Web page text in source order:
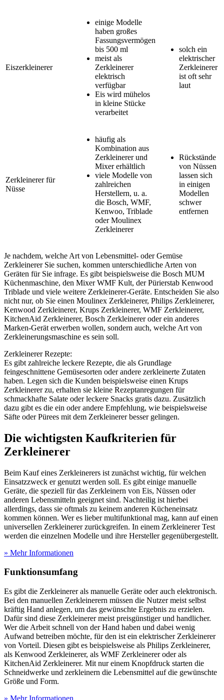
Eiszerkleinerer
einige Modelle
haben großes
Fassungsvermögen
bis 500 ml
meist als
Zerkleinerer
elektrisch
verfügbar
Eis wird mühelos
in kleine Stücke
verarbeitet
solch ein
elektrischer
Zerkleinerer
ist oft sehr
laut
Zerkleinerer für
Nüsse
häufig als
Kombination aus
Zerkleinerer und
Mixer erhältlich
viele Modelle von
zahlreichen
Herstellern, u. a.
die Bosch, WMF,
Kenwoo, Triblade
oder Moulinex
Zerkleinerer
Rückstände
von Nüssen
lassen sich
in einigen
Modellen
schwer
entfernen
Je nachdem, welche Art von Lebensmittel- oder Gemüse
Zerkleinerer Sie suchen, kommen unterschiedliche Arten von
Geräten für Sie infrage. Es gibt beispielsweise die Bosch MUM
Küchenmaschine, den Mixer WMF Kult, der Pürierstab Kenwood
Triblade und viele weitere Zerkleinerer-Geräte. Entscheiden Sie also
nicht nur, ob Sie einen Moulinex Zerkleinerer, Philips Zerkleinerer,
Kenwood Zerkleinerer, Krups Zerkleinerer, WMF Zerkleinerer,
KitchenAid Zerkleinerer, Bosch Zerkleinerer oder ein anderes
Marken-Gerät erwerben wollen, sondern auch, welche Art von
Zerkleinerungsmaschine es sein soll.
Zerkleinerer Rezepte:
Es gibt zahlreiche leckere Rezepte, die als Grundlage
feingeschnittene Gemüsesorten oder andere zerkleinerte Zutaten
haben. Legen sich die Kunden beispielsweise einen Krups
Zerkleinerer zu, erhalten sie kleine Rezeptanregungen für
schmackhafte Salate oder leckere Snacks gratis dazu. Zusätzlich
dazu gibt es die ein oder andere Empfehlung, wie beispielsweise
Säfte oder Pürees mit dem Zerkleinerer besser gelingen.
Die wichtigsten Kaufkriterien für
Zerkleinerer
Beim Kauf eines Zerkleinerers ist zunächst wichtig, für welchen
Einsatzzweck er genutzt werden soll. Es gibt einige manuelle
Geräte, die speziell für das Zerkleinern von Eis, Nüssen oder
anderen Lebensmitteln geeignet sind. Nachteilig ist hierbei
allerdings, dass sie oftmals zu keinem anderen Kücheneinsatz
kommen können. Wer es lieber multifunktional mag, kann auf einen
universellen Zerkleinerer zurückgreifen. In einem Zerkleinerer Test
werden die einzelnen Modelle und ihre Hersteller gegenübergestellt.
» Mehr Informationen
Funktionsumfang
Es gibt die Zerkleinerer als manuelle Geräte oder auch elektronisch.
Bei den manuellen Zerkleinerern müssen die Nutzer meist selbst
kräftig Hand anlegen, um das gewünschte Ergebnis zu erzielen.
Dafür sind diese Zerkleinerer meist preisgünstiger und handlicher.
Wer die Arbeit schnell von der Hand haben und dabei wenig
Aufwand betreiben möchte, für den ist ein elektrischer Zerkleinerer
von Vorteil. Diesen gibt es beispielsweise als Philips Zerkleinerer,
als Kenwood Zerkleinerer, als WMF Zerkleinerer oder als
KitchenAid Zerkleinerer. Mit nur einem Knopfdruck starten die
Schneidwerke und zerkleinern die Lebensmittel auf die gewünschte
Größe und Form.
» Mehr Informationen